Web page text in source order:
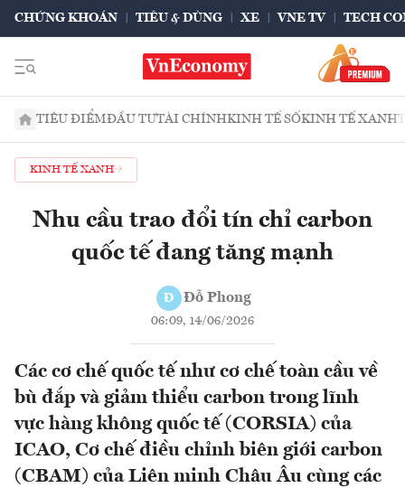
CHỨNG KHOÁN TIÊU & DÙNG XE VNE TV TECH
TIÊU ĐIỂMĐẦU TƯTÀI CHÍNHKINH TẾ SỐKINH TẾ XANH
KINH TẾ XANH
Nhu cầu trao đổi tín chỉ carbon
quốc tế đang tăng mạnh
Đ Đỗ Phong
06:09, 14/06/2026
Các cơ chế quốc tế như cơ chế toàn cầu về
bù đắp và giảm thiểu carbon trong lĩnh
vực hàng không quốc tế (CORSIA) của
ICAO, Cơ chế điều chỉnh biên giới carbon
(CBAM) của Liên minh Châu Âu cùng các